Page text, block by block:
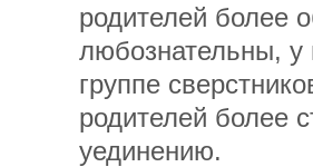
родителей более
любознательны, у
группе
родителей более
уединению.